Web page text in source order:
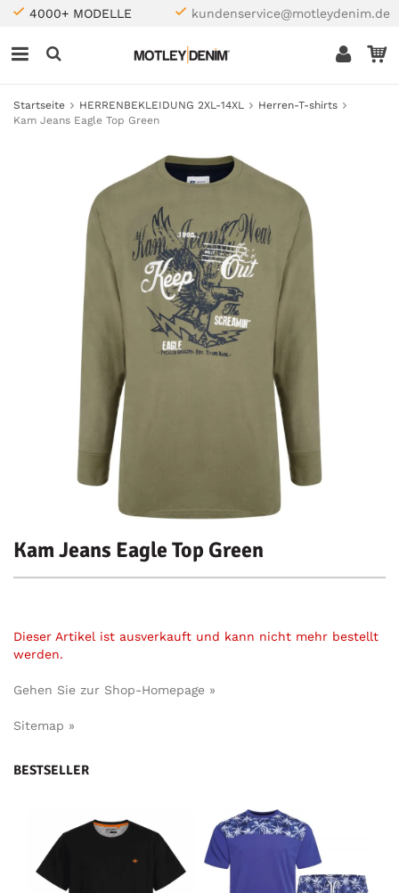
4000+ MODELLE kundenservice@motleydenim.de
Startseite HERRENBEKLEIDUNG 2XL-14XL
Herren-T-shirts
Kam Jeans Eagle Top Green
Kam Jeans Eagle Top Green
Dieser Artikel ist ausverkauft und kann nicht mehr bestellt
werden.
Gehen Sie zur Shop-Homepage »
Sitemap »
BESTSELLER